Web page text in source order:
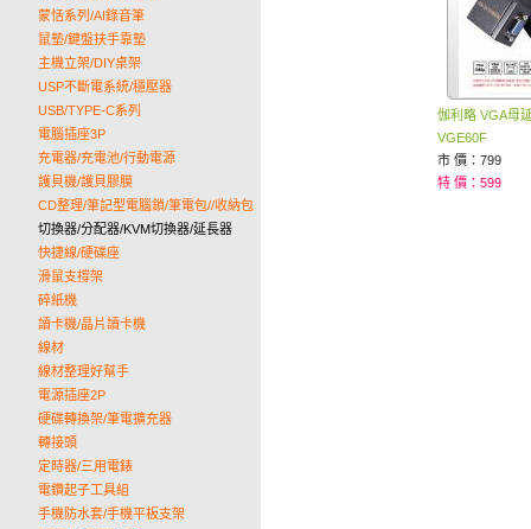
蒙恬系列/AI錄音筆
鼠墊/鍵盤扶手靠墊
主機立架/DIY桌架
USP不斷電系統/穩壓器
USB/TYPE-C系列
電腦插座3P
充電器/充電池/行動電源
護貝機/護貝膠膜
CD整理/筆記型電腦鎖/筆電包//收納包
切換器/分配器/KVM切換器/延長器
快捷線/硬碟座
滑鼠支撐架
碎紙機
讀卡機/晶片讀卡機
線材
線材整理好幫手
電源插座2P
硬碟轉換架/筆電擴充器
轉接頭
定時器/三用電錶
電鑽起子工具組
手機防水套/手機平板支架
伽利略 VGA母
VGE60F
市 價：799
特 價：599